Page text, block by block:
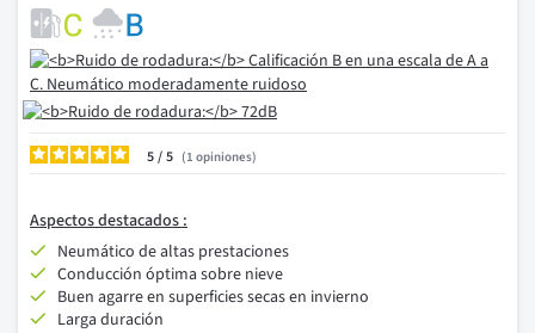
5/ 1 opiniones
Aspectos destacados :
Neumático de altas prestaciones
Conducción óptima sobre nieve
Buen agarre en superficies secas en invierno
Larga duración